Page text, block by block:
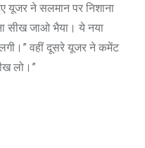
यूजर ने सलमान पर निशाना
सीख जाओ भैया। ये नया
वहीं दूसरे यूजर ने कमेंट
लो।”